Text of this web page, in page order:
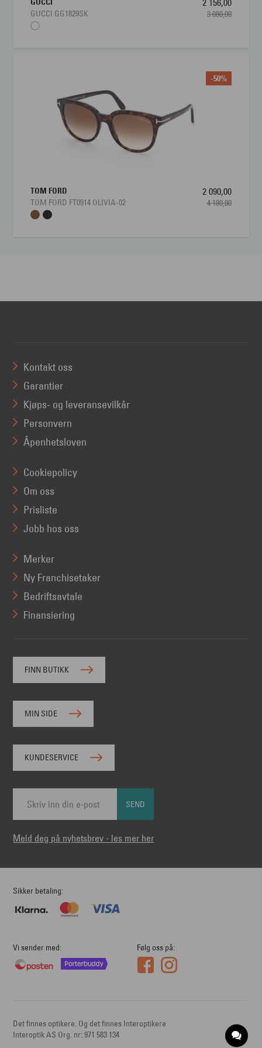
GUCCI GG1829SK
2 156,00
3 080,00
-50%
TOM FORD
TOM FORD FT0914 OLIVIA-02
2 090,00
4 180,00
Kontakt oss
Garantier
Kjøps- og leveransevilkår
Personvern
Åpenhetsloven
Cookiepolicy
Om oss
Prisliste
Jobb hos oss
Merker
Ny Franchisetaker
Bedriftsavtale
Finansiering
FINN BUTIKK
MIN SIDE
KUNDESERVICE
SEND
Meld deg på nyhetsbrev - les mer her
Sikker betaling
Vi sender med Følg oss på
Det finnes optikere. Og det finnes Interoptikere
Interoptik AS Org. nr: 971 583 134